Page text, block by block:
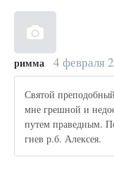
римма 4 февраля
Святой
мне грешной и
путем праведным.
гнев р.б. Алексея.